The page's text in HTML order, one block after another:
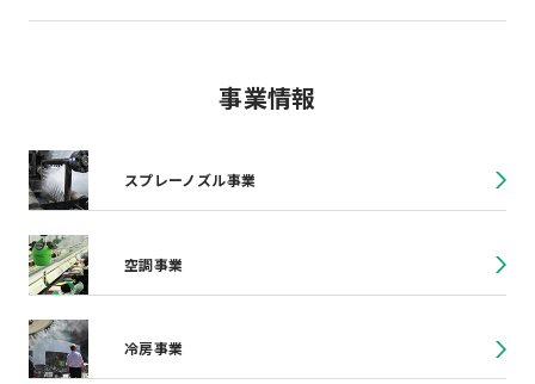
事業情報
スプレーノズル事業
空調事業
冷房事業